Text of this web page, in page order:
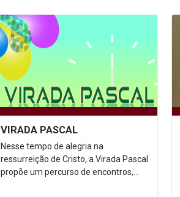
VIRADA PASCAL
Nesse tempo de alegria na
ressurreição de Cristo, a Virada Pascal
propõe um percurso de encontros,